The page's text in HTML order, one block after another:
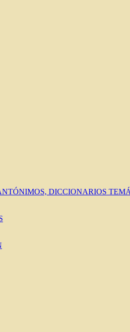
DICCIONARIOS